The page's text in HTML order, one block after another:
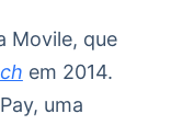
Movile, que
em 2014.
uma